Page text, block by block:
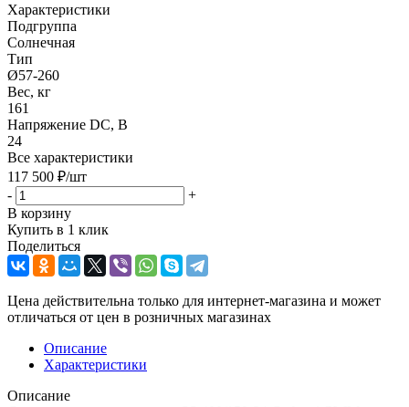
Характеристики
Подгруппа
Солнечная
Тип
Ø57-260
Вес, кг
161
Напряжение DC, В
24
Все характеристики
117 500 ₽/шт
-
+
В корзину
Купить в 1 клик
Поделиться
Цена действительна только для интернет-магазина и может
отличаться от цен в розничных магазинах
Описание
Характеристики
Описание